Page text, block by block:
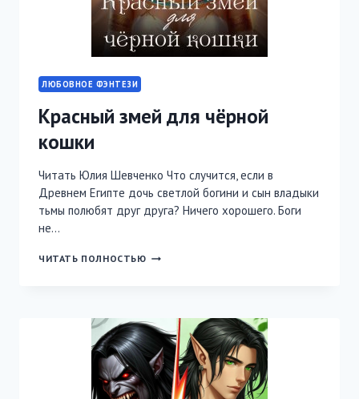
ЛЮБОВНОЕ ФЭНТЕЗИ
Красный змей для чёрной
кошки
Читать Юлия Шевченко Что случится, если в
Древнем Египте дочь светлой богини и сын владыки
тьмы полюбят друг друга? Ничего хорошего. Боги
не…
ЧИТАТЬ ПОЛНОСТЬЮ КРАСНЫЙ